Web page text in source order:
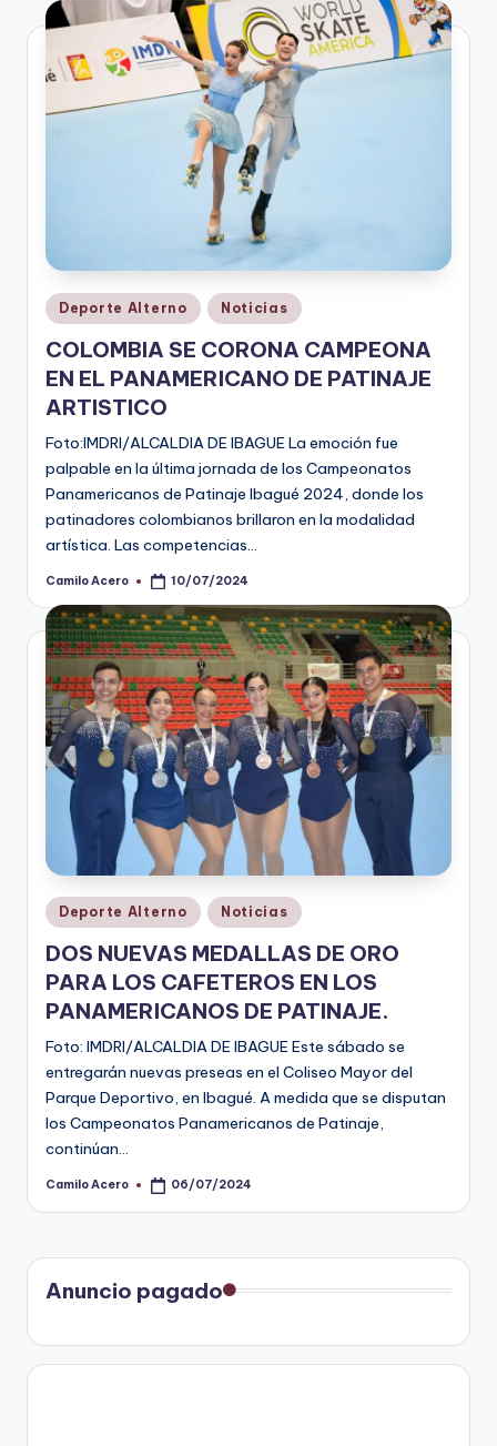
V
n
t
o
Publicado
en
Deporte Alterno Noticias
COLOMBIA SE CORONA CAMPEONA
EN EL PANAMERICANO DE PATINAJE
ARTISTICO
Foto:IMDRI/ALCALDIA DE IBAGUE La emoción fue
palpable en la última jornada de los Campeonatos
Panamericanos de Patinaje Ibagué 2024, donde los
patinadores colombianos brillaron en la modalidad
artística. Las competencias…
Publicado
Camilo Acero 10/07/2024
Publicado
en
Deporte Alterno Noticias
DOS NUEVAS MEDALLAS DE ORO
PARA LOS CAFETEROS EN LOS
PANAMERICANOS DE PATINAJE.
Foto: IMDRI/ALCALDIA DE IBAGUE Este sábado se
entregarán nuevas preseas en el Coliseo Mayor del
Parque Deportivo, en Ibagué. A medida que se disputan
los Campeonatos Panamericanos de Patinaje,
continúan…
Publicado
Camilo Acero 06/07/2024
Anuncio pagado